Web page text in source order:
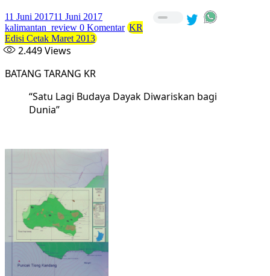
11 Juni 201711 Juni 2017
kalimantan_review 0 Komentar KR
Edisi Cetak Maret 2013
2.449Views
BATANG TARANG KR
“Satu Lagi Budaya Dayak Diwariskan bagi
Dunia”